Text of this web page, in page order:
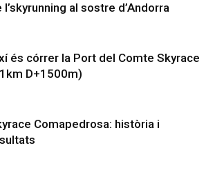
l’skyrunning al sostre d’Andorra
és córrer la Port del Comte Skyrace
D+1500m)
Comapedrosa: història i